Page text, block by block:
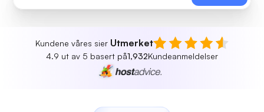
Kundene våres sier Utmerket
4.9 ut av 5 basert på1,932Kundeanmeldelser